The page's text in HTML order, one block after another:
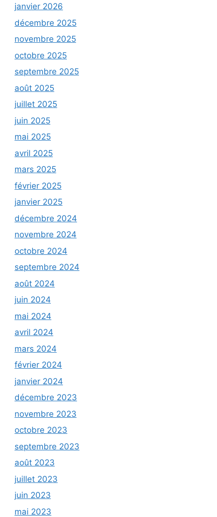
janvier 2026
décembre 2025
novembre 2025
octobre 2025
septembre 2025
août 2025
juillet 2025
juin 2025
mai 2025
avril 2025
mars 2025
février 2025
janvier 2025
décembre 2024
novembre 2024
octobre 2024
septembre 2024
août 2024
juin 2024
mai 2024
avril 2024
mars 2024
février 2024
janvier 2024
décembre 2023
novembre 2023
octobre 2023
septembre 2023
août 2023
juillet 2023
juin 2023
mai 2023